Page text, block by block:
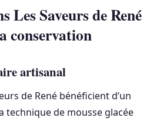
Les Saveurs de René
conservation
artisanal
de René bénéficient d’un
technique de mousse glacée